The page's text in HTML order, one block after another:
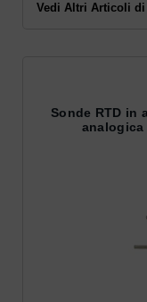
Vedi Altri Articoli di
Sonde RTD in
analogica